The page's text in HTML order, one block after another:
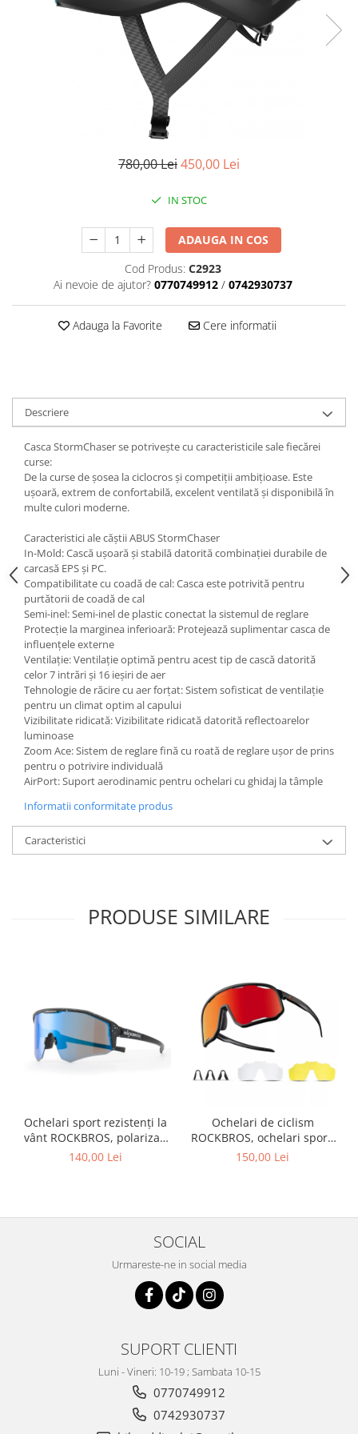
780,00 Lei450,00 Lei
IN STOC
ADAUGA IN COS
Cod Produs: C2923
Ai nevoie de ajutor? 0770749912 / 0742930737
Adauga la Favorite Cere informatii
Descriere
Casca StormChaser se potrivește cu caracteristicile sale fiecărei
curse:
De la curse de șosea la ciclocros și competiții ambițioase. Este
ușoară, extrem de confortabilă, excelent ventilată și disponibilă în
multe culori moderne.
Caracteristici ale căștii ABUS StormChaser
In-Mold: Cască ușoară și stabilă datorită combinației durabile de
carcasă EPS și PC.
Compatibilitate cu coadă de cal: Casca este potrivită pentru
purtătorii de coadă de cal
Semi-inel: Semi-inel de plastic conectat la sistemul de reglare
Protecție la marginea inferioară: Protejează suplimentar casca de
influențele externe
Ventilație: Ventilație optimă pentru acest tip de cască datorită
celor 7 intrări și 16 ieșiri de aer
Tehnologie de răcire cu aer forțat: Sistem sofisticat de ventilație
pentru un climat optim al capului
Vizibilitate ridicată: Vizibilitate ridicată datorită reflectoarelor
luminoase
Zoom Ace: Sistem de reglare fină cu roată de reglare ușor de prins
pentru o potrivire individuală
AirPort: Suport aerodinamic pentru ochelari cu ghidaj la tâmple
Informatii conformitate produs
Caracteristici
PRODUSE SIMILARE
Ochelari sport rezistenți la
vânt ROCKBROS, polarizați
pentru ciclism, ochelari de
140,00 Lei
Ochelari de ciclism
ROCKBROS, ochelari sport,
ramă fotocromatică TR
150,00 Lei
SOCIAL
Urmareste-ne in social media
SUPORT CLIENTI
Luni - Vineri: 10-19 ; Sambata 10-15
0770749912
0742930737